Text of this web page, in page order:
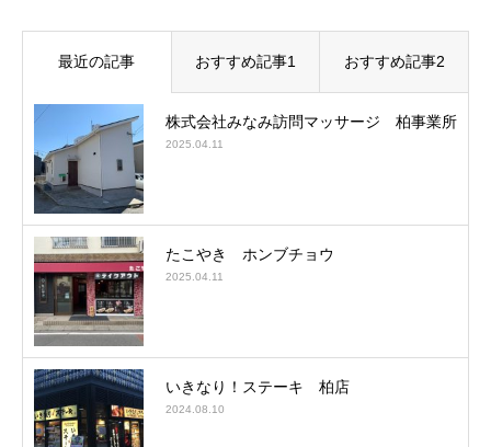
最近の記事 おすすめ記事1 おすすめ記事2
株式会社みなみ訪問マッサージ 柏事業所
2025.04.11
たこやき ホンブチョウ
2025.04.11
いきなり！ステーキ 柏店
2024.08.10